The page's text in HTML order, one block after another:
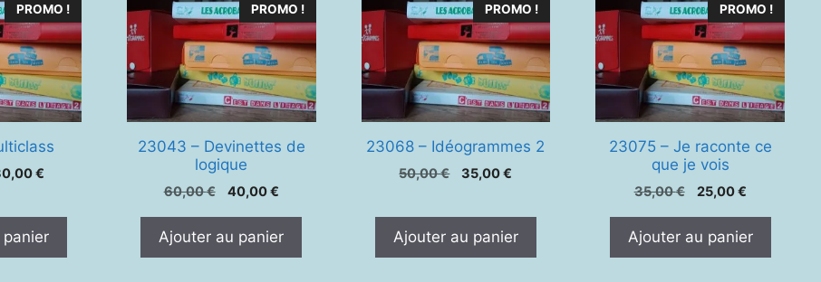
PROMO !
:
40,00 €.
€Le
est :
PROMO !
23043 – Devinettes de
logique
60,00€
Le
était :
40,00€Le
est :
Ajouter au panier
PROMO !
23068 – Idéogrammes 2
50,00€
Le
était :
50,00 €.
35,00€
est :
Ajouter au panier
PROMO !
23075 – Je raconte ce
que je vois
35,00€
Le
était :
25,00€Le
est :
Ajouter au panier